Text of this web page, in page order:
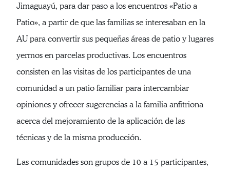
Jimaguayú, para dar paso a los encuentros «Patio a
Patio», a partir de que las familias se interesaban en la
AU para convertir sus pequeñas áreas de patio y lugares
yermos en parcelas productivas. Los encuentros
consisten en las visitas de los participantes de una
comunidad a un patio familiar para intercambiar
opiniones y ofrecer sugerencias a la familia anfitriona
acerca del mejoramiento de la aplicación de las
técnicas y de la misma producción.
Las comunidades son grupos de 10 a 15 participantes,